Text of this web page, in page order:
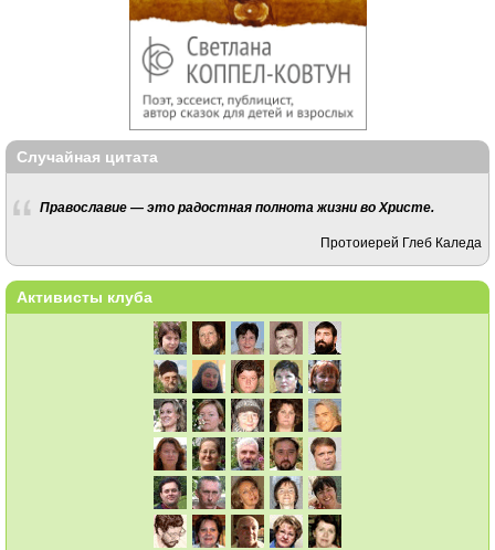
Случайная цитата
Православие — это радостная полнота жизни во Христе.
Протоиерей Глеб Каледа
Активисты клуба